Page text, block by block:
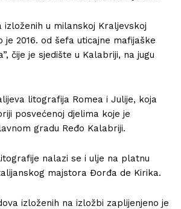
izloženih u milanskoj Kraljevskoj
je 2016. od šefa uticajne mafijaške
čije je sjedište u Kalabriji, na jugu
litografija Romea i Julije, koja
posvećenoj djelima koje je
gradu Ređo Kalabriji.
nalazi se i ulje na platnu
majstora Đorđa de Kirika.
izloženih na izložbi zaplijenjeno je